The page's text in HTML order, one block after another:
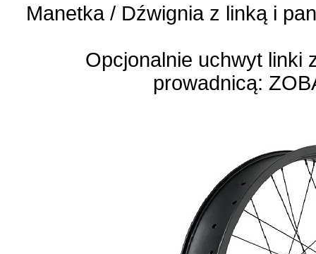
Manetka / Dźwignia z linką i
Opcjonalnie uchwyt linki
prowadnicą: